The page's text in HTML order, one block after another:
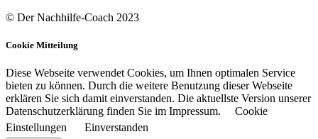
© Der Nachhilfe-Coach 2023
Cookie Mitteilung
Diese Webseite verwendet Cookies, um Ihnen optimalen Service
bieten zu können. Durch die weitere Benutzung dieser Webseite
erklären Sie sich damit einverstanden. Die aktuellste Version unserer
Datenschutzerklärung finden Sie im Impressum.
Cookie
Einstellungen
Einverstanden